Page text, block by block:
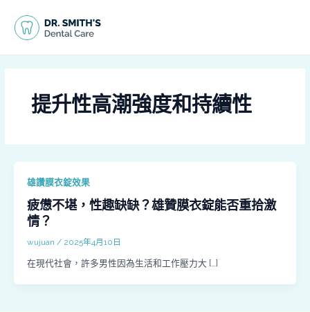
提升性高潮強度和持續性
雄讚膜衣錠效果
疲憊不堪，性趣缺缺？雄贊膜衣錠能否重拾激
情？
wujuan / 2025年4月10日
在現代社會，許多男性因為生活和工作壓力大 […]